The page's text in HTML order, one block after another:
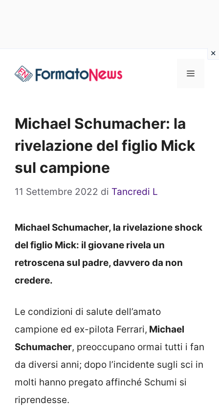
Menu
Michael Schumacher: la
rivelazione del figlio Mick
sul campione
11 Settembre 2022 di Tancredi L
Michael Schumacher, la rivelazione shock
del figlio Mick: il giovane rivela un
retroscena sul padre, davvero da non
credere.
Le condizioni di salute dell’amato
campione ed ex-pilota Ferrari, Michael
Schumacher, preoccupano ormai tutti i fan
da diversi anni; dopo l’incidente sugli sci in
molti hanno pregato affinché Schumi si
riprendesse.